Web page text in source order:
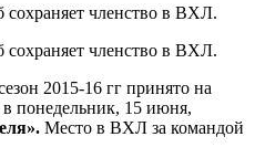
сохраняет членство в ВХЛ.
сохраняет членство в ВХЛ.
2015-16 гг принято на
понедельник, 15 июня,
Место в ВХЛ за командой